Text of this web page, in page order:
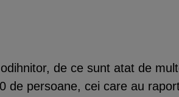
de ce sunt atat de
de persoane, cei care au